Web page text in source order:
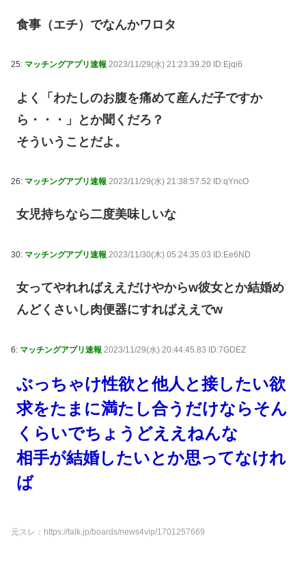
食事（エチ）でなんかワロタ
25: マッチングアプリ速報 2023/11/29(水) 21:23:39.20 ID:Ejqi6
よく「わたしのお腹を痛めて産んだ子ですか
ら・・・」とか聞くだろ？
そういうことだよ。
26: マッチングアプリ速報 2023/11/29(水) 21:38:57.52 ID:qYncO
女児持ちなら二度美味しいな
30: マッチングアプリ速報 2023/11/30(木) 05:24:35.03 ID:Ee6ND
女ってやれればええだけやからw彼女とか結婚め
んどくさいし肉便器にすればええでw
6: マッチングアプリ速報 2023/11/29(水) 20:44:45.83 ID:7GDEZ
ぶっちゃけ性欲と他人と接したい欲
求をたまに満たし合うだけならそん
くらいでちょうどええねんな
相手が結婚したいとか思ってなけれ
ば
元スレ：https://talk.jp/boards/news4vip/1701257669